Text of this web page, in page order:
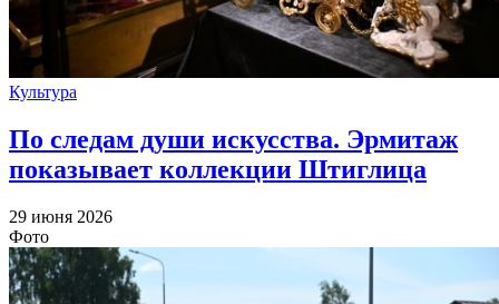
Культура
По следам души искусства. Эрмитаж
показывает коллекции Штиглица
29 июня 2026
Фото